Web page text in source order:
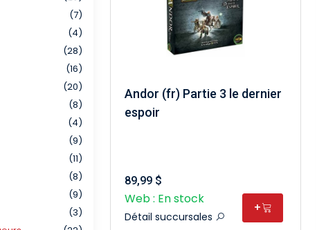
(7)
(4)
(28)
(16)
(20)
(8)
(4)
(9)
(11)
(8)
(9)
(3)
Andor (fr) Partie 3 le dernier
espoir
89,99 $
Web : En stock
Détail succursales
+